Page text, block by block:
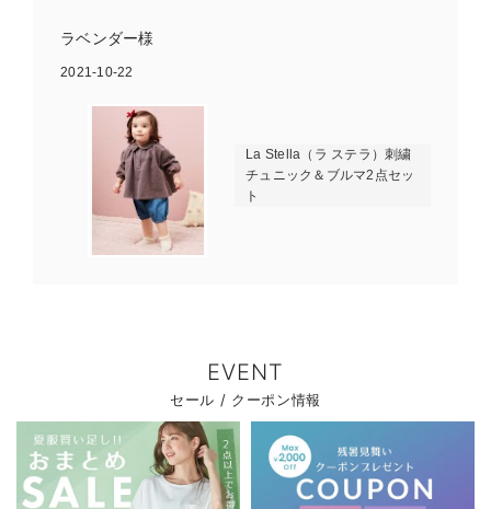
お気に入り商品を確認する
ラベンダー様
2021-10-22
La Stella（ラ ステラ）刺繍
チュニック＆ブルマ2点セッ
ト
EVENT
セール / クーポン情報